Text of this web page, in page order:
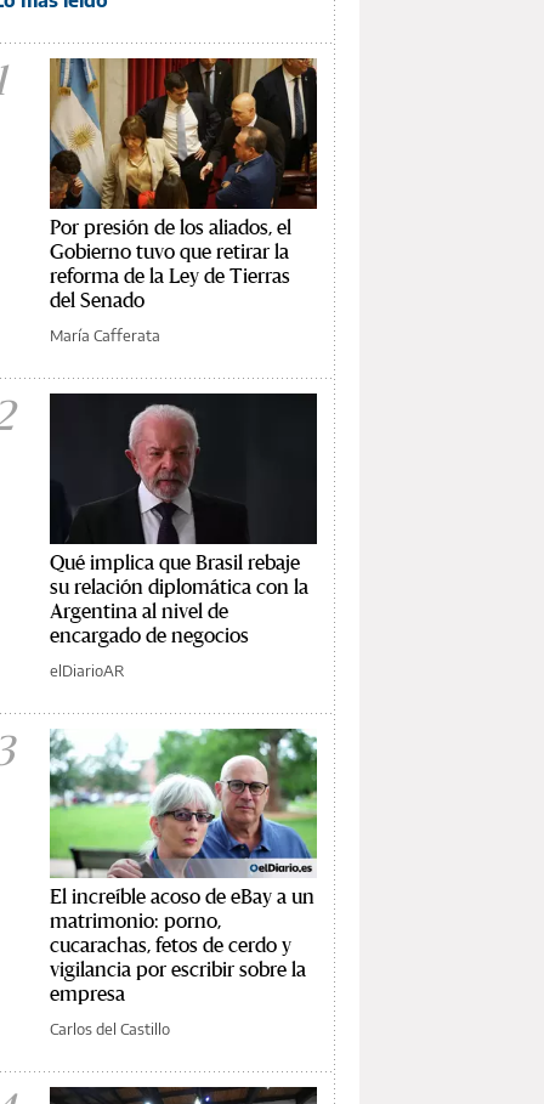
Por presión de los aliados, el
Gobierno tuvo que retirar la
reforma de la Ley de Tierras
del Senado
María Cafferata
Qué implica que Brasil rebaje
su relación diplomática con la
Argentina al nivel de
encargado de negocios
elDiarioAR
El increíble acoso de eBay a un
matrimonio: porno,
cucarachas, fetos de cerdo y
vigilancia por escribir sobre la
empresa
Carlos del Castillo